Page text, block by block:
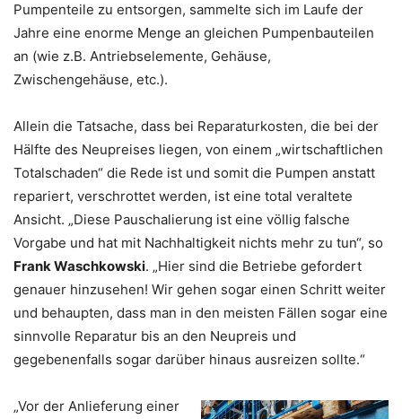
Pumpenteile zu entsorgen, sammelte sich im Laufe der
Jahre eine enorme Menge an gleichen Pumpenbauteilen
an (wie z.B. Antriebselemente, Gehäuse,
Zwischengehäuse, etc.).
Allein die Tatsache, dass bei Reparaturkosten, die bei der
Hälfte des Neupreises liegen, von einem „wirtschaftlichen
Totalschaden“ die Rede ist und somit die Pumpen anstatt
repariert, verschrottet werden, ist eine total veraltete
Ansicht. „Diese Pauschalierung ist eine völlig falsche
Vorgabe und hat mit Nachhaltigkeit nichts mehr zu tun“, so
Frank Waschkowski. „Hier sind die Betriebe gefordert
genauer hinzusehen! Wir gehen sogar einen Schritt weiter
und behaupten, dass man in den meisten Fällen sogar eine
sinnvolle Reparatur bis an den Neupreis und
gegebenenfalls sogar darüber hinaus ausreizen sollte.“
„Vor der Anlieferung einer